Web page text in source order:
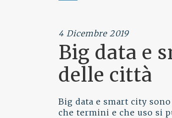
4 Dicembre 2019
Big data e
delle città
Big data e smart city
che termini e che uso si